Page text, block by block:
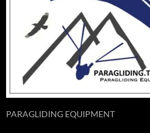
PARAGLIDING EQUIPMENT